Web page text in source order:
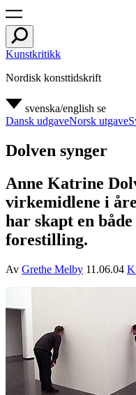
Kunstkritikk
Nordisk konsttidskrift
svenska/english se
Dansk udgaveNorsk utgave
Dolven synger
Anne Katrine
virkemidlene i
har skapt en
forestilling.
Av Grethe Melby 11.06.04